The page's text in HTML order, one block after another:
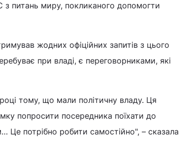
питань миру, покликаного допомогти
жодних офіційних запитів з цього
при владі, є переговорниками, які
тому, що мали політичну владу. Ця
попросити посередника поїхати до
Це потрібно робити самостійно", – сказала